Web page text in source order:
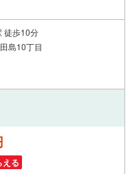
徒歩10分
島10丁目
える